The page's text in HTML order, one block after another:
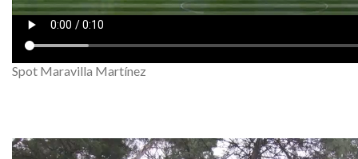
Spot Maravilla Martínez